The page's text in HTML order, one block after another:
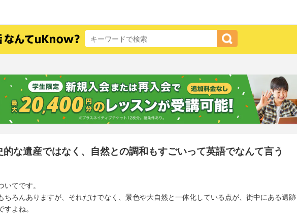
的な遺産ではなく、自然との調和もすごいって英語でなんて言う
てです。
ちろんありますが、それだけでなく、景色や大自然と一体化している点が、街中にある遺跡
よね。